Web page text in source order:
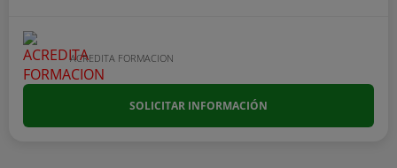
ACREDITA FORMACION
SOLICITAR INFORMACIÓN